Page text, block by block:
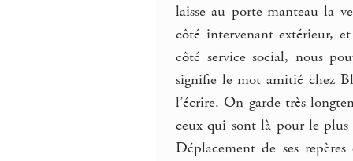
laisse au porte-manteau la
côté intervenant extérieur,
côté service social, nous
signifie le mot amitié chez
l’écrire. On garde très
ceux qui sont là pour le plus
Déplacement de ses